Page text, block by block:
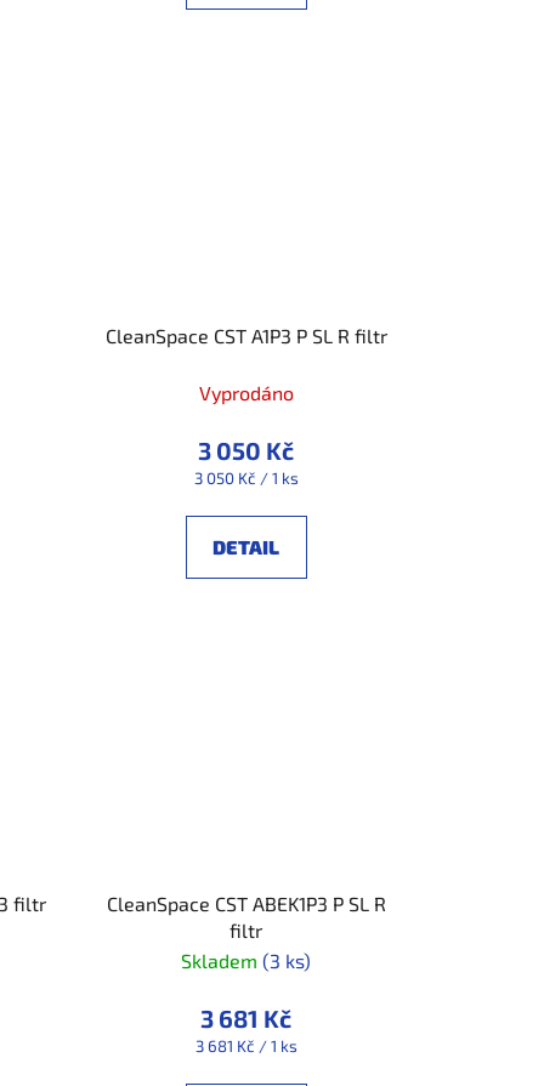
CleanSpace CST A1P3 P SL R filtr
Vyprodáno
3 050 Kč
Měrná
3 050 Kč / 1 ks
DETAIL
filtr
CleanSpace CST ABEK1P3 P SL R
filtr
Skladem(3 ks)
3 681 Kč
Měrná
3 681 Kč / 1 ks